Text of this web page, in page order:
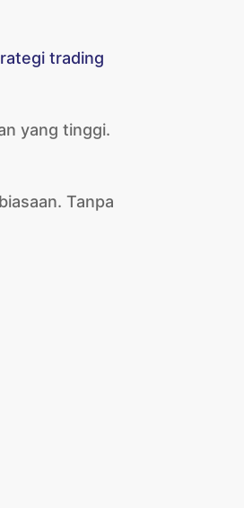
trading
yang tinggi.
Tanpa